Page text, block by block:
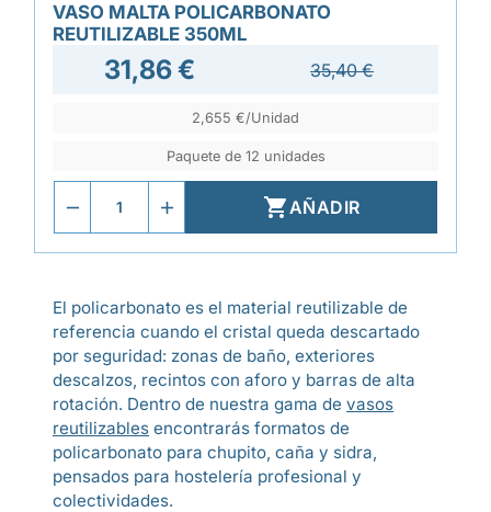
VASO MALTA POLICARBONATO
REUTILIZABLE 350ML
31,86 € 35,40 €
2,655 €/Unidad
Paquete de 12 unidades
AÑADIR
El policarbonato es el material reutilizable de
referencia cuando el cristal queda descartado
por seguridad: zonas de baño, exteriores
descalzos, recintos con aforo y barras de alta
rotación. Dentro de nuestra gama de vasos
reutilizables encontrarás formatos de
policarbonato para chupito, caña y sidra,
pensados para hostelería profesional y
colectividades.